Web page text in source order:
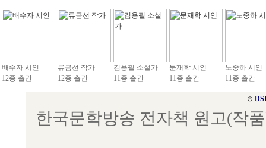
배수자 시인
12종 출간
류금선 작가
12종 출간
김용필 소설가
11종 출간
문재학 시인
11종 출간
노중하 시인
11종 출간
⊙
한국문학방송 전자책 원고(작